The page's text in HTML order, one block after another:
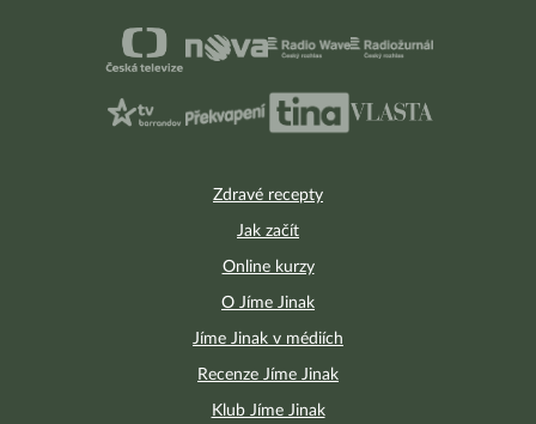
Zdravé recepty
Jak začít
Online kurzy
O Jíme Jinak
Jíme Jinak v médiích
Recenze Jíme Jinak
Klub Jíme Jinak